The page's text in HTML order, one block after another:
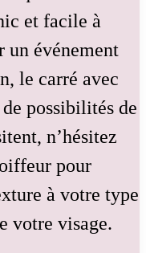
et facile à
un événement
le carré avec
possibilités de
n’hésitez
pour
à votre type
votre visage.